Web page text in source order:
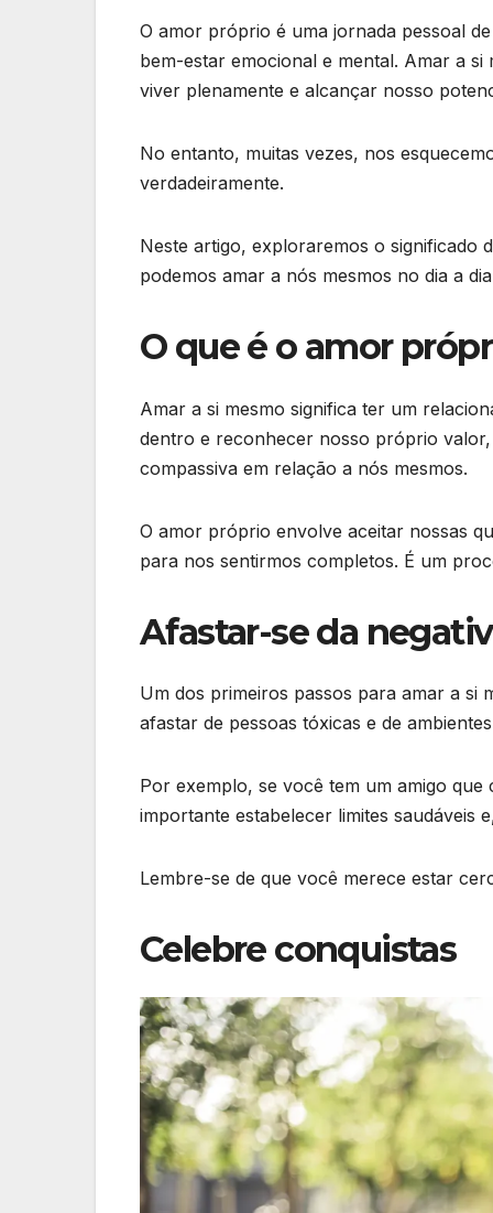
O amor próprio é uma jornada pessoal
bem-estar emocional e mental. Amar a
viver plenamente e alcançar nosso
No entanto, muitas vezes, nos
verdadeiramente.
Neste artigo, exploraremos o significado
podemos amar a nós mesmos no dia a
O que é o amor
Amar a si mesmo significa ter um
dentro e reconhecer nosso próprio valor,
compassiva em relação a nós mesmos.
O amor próprio envolve aceitar nossas
para nos sentirmos completos. É um
Afastar-se da
Um dos primeiros passos para amar a si
afastar de pessoas tóxicas e de
Por exemplo, se você tem um amigo
importante estabelecer limites saudáveis
Lembre-se de que você merece estar
Celebre conquistas